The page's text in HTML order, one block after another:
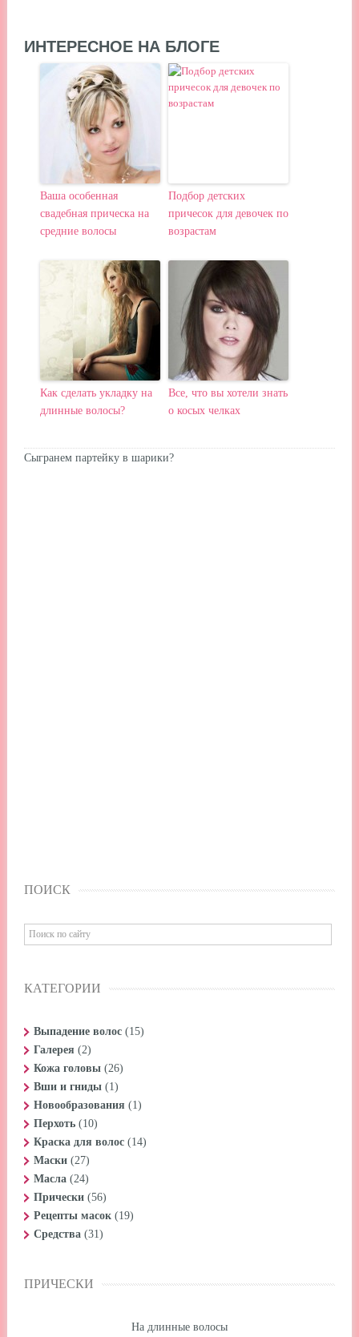
ИНТЕРЕСНОЕ НА БЛОГЕ
Ваша особенная
свадебная прическа на
средние волосы
Подбор детских
причесок для девочек по
возрастам
Как сделать укладку на
длинные волосы?
Все, что вы хотели знать
о косых челках
Сыгранем партейку в шарики?
ПОИСК
КАТЕГОРИИ
Выпадение волос (15)
Галерея (2)
Кожа головы (26)
Вши и гниды (1)
Новообразования (1)
Перхоть (10)
Краска для волос (14)
Маски (27)
Масла (24)
Прически (56)
Рецепты масок (19)
Средства (31)
ПРИЧЕСКИ
На длинные волосы